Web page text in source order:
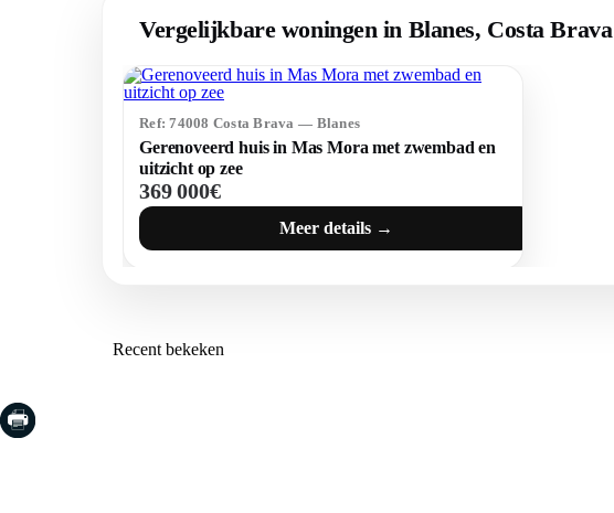
Vergelijkbare woningen in Blanes, Costa Brava
Ref: 74008 Costa Brava — Blanes
Gerenoveerd huis in Mas Mora met zwembad en
uitzicht op zee
369 000€
Meer details →
Recent bekeken